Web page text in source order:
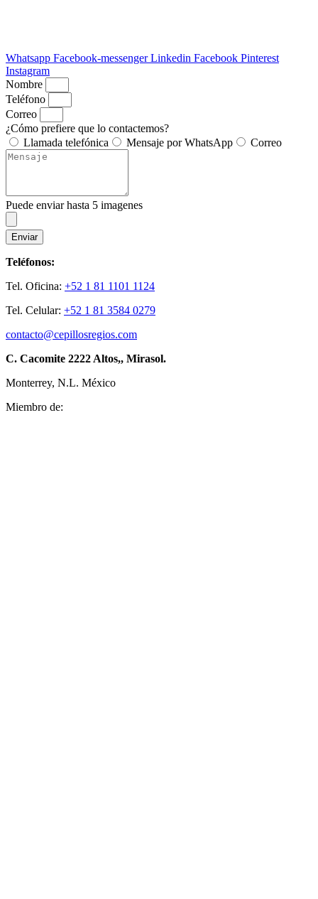
Whatsapp Facebook-messenger Linkedin Facebook Pinterest
Instagram
Nombre
Teléfono
Correo
¿Cómo prefiere que lo contactemos?
Llamada telefónica
Mensaje por WhatsApp Correo
Puede enviar hasta 5 imagenes
Enviar
Teléfonos:
Tel. Oficina: +52 1 81 1101 1124
Tel. Celular: +52 1 81 3584 0279
contacto@cepillosregios.com
C. Cacomite 2222 Altos,, Mirasol.
Monterrey, N.L. México
Miembro de: